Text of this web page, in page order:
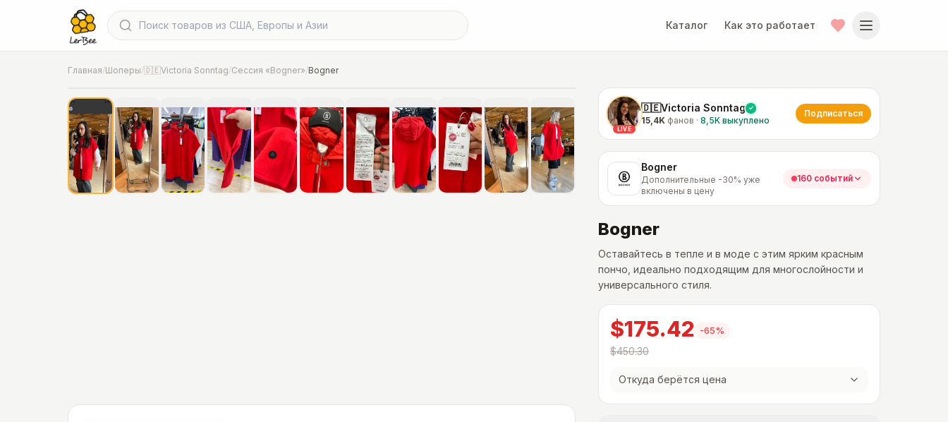
Каталог Как это работает
Главная/Шоперы/🇩🇪Victoria Sonntag/Сессия «Bogner»/Bogner
Фото от шопера·Дополнительные -30% уже включены в цену
LIVE
🇩🇪Victoria Sonntag
15,4K фанов · 8,5K выкуплено
Подписаться
Bogner
Дополнительные -30% уже
включены в цену
160 событий
Bogner
Оставайтесь в тепле и в моде с этим ярким красным
пончо, идеально подходящим для многослойности и
универсального стиля.
$175.42 -65%
$450.30
Откуда берётся цена